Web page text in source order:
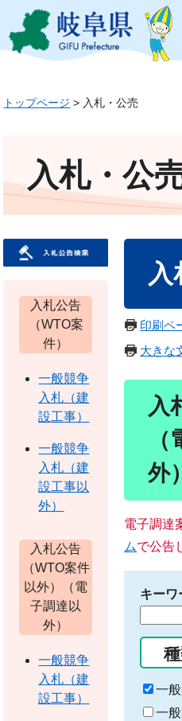
ジ
頭
ュ
飛
本
へ
このペー
トップページ > 入札・公売
入札・公
入
印刷ペ
大きな
入
外）
電子調達
ムで公告
キーワ
索
る
キ
ー
一
一
入札公告
（WTO案
件）
一般競争
入札（建
設工事）
一般競争
入札（建
設工事以
外）
入札公告
（WTO案件
以外）（電
子調達以
外）
一般競争
入札（建
設工事）